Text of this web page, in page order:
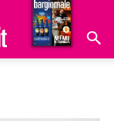
Hoteldomani